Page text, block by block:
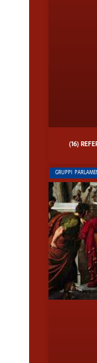
(16)
GRUPPI